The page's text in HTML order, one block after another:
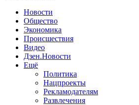
Новости
Общество
Экономика
Происшествия
Видео
Дзен.Новости
Ещё
Политика
Нацпроекты
Рекламодателям
Развлечения